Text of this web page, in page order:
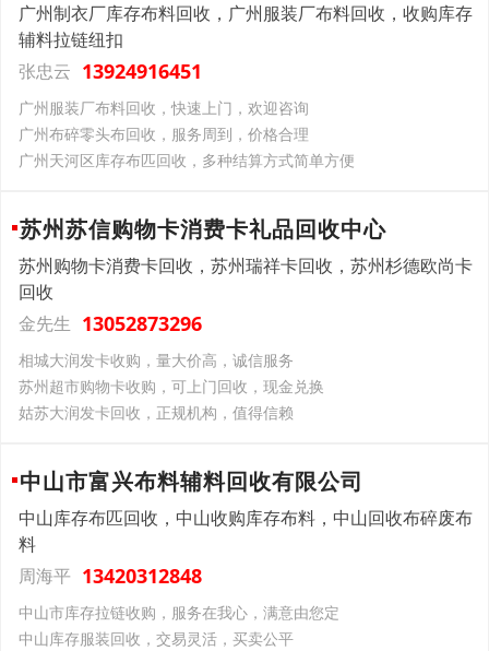
广州制衣厂库存布料回收，广州服装厂布料回收，收购库存
辅料拉链纽扣
张忠云 13924916451
广州服装厂布料回收，快速上门，欢迎咨询
广州布碎零头布回收，服务周到，价格合理
广州天河区库存布匹回收，多种结算方式简单方便
苏州苏信购物卡消费卡礼品回收中心
苏州购物卡消费卡回收，苏州瑞祥卡回收，苏州杉德欧尚卡
回收
金先生 13052873296
相城大润发卡收购，量大价高，诚信服务
苏州超市购物卡收购，可上门回收，现金兑换
姑苏大润发卡回收，正规机构，值得信赖
中山市富兴布料辅料回收有限公司
中山库存布匹回收，中山收购库存布料，中山回收布碎废布
料
周海平 13420312848
中山市库存拉链收购，服务在我心，满意由您定
中山库存服装回收，交易灵活，买卖公平